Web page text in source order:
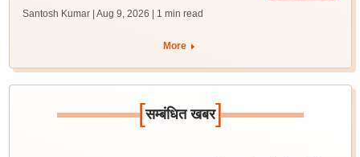
Santosh Kumar | Aug 9, 2026 | 1 min read
More
[सम्बंधित खबर]